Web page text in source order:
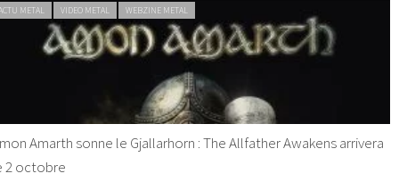
METAL VIDEO METAL WEBZINE METAL
Amarth sonne le Gjallarhorn : The Allfather Awakens arrivera
2 octobre